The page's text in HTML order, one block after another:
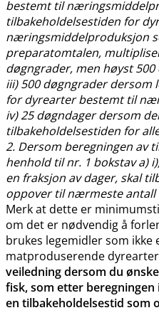
bestemt til
tilbakeholdelsestiden for
næringsmiddelproduksjon
preparatomtalen,
døgngrader, men høyst
iii) 500 døgngrader dersom
for dyrearter bestemt til
iv) 25 døgndager dersom
tilbakeholdelsestiden for
2. Dersom beregningen av
henhold til nr. 1 bokstav a)
en fraksjon av dager, skal
oppover til nærmeste antall
Merk at dette er
om det er nødvendig å
brukes legemidler som ikke
matproduserende
veiledning dersom du
fisk, som etter
en tilbakeholdelsestid som